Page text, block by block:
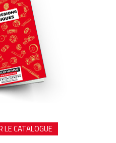
LE CATALOGUE